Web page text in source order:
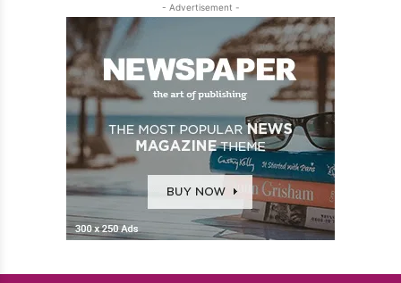
- Advertisement -